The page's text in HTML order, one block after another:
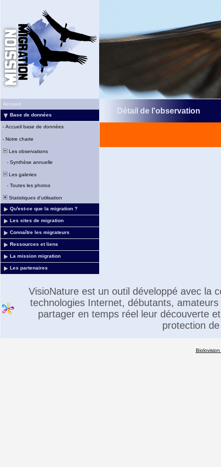
Accueil
Base de données
- Accueil base de données
- Notre charte
Les observations
- Synthèse annuelle
Les galeries
- Toutes les photos
Statistiques d'utilisation
Qu'est-ce que la migration ?
Les sites de migration
Connaître les migrateurs
Ressources et liens
La mission migration
Les partenaires
Détail de l'observation
VisioNature est un outil développé avec la
technologies Internet, débutants,
partager en temps réel leur découverte
protection
Biolovision